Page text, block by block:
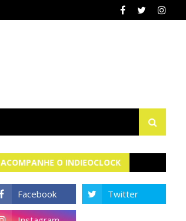
ACOMPANHE O INDIEOCLOCK